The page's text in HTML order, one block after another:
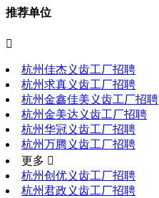
推荐单位

杭州佳杰义齿工厂招聘
杭州求真义齿工厂招聘
杭州金鑫佳美义齿工厂招聘
杭州金美达义齿工厂招聘
杭州华冠义齿工厂招聘
杭州万腾义齿工厂招聘
更多 
杭州创优义齿工厂招聘
杭州君政义齿工厂招聘